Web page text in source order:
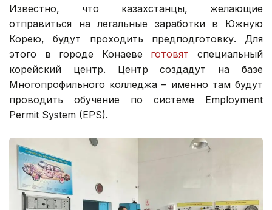
Известно, что казахстанцы, желающие
отправиться на легальные заработки в Южную
Корею, будут проходить предподготовку. Для
этого в городе Конаеве готовят специальный
корейский центр. Центр создадут на базе
Многопрофильного колледжа – именно там будут
проводить обучение по системе Employment
Permit System (EPS).